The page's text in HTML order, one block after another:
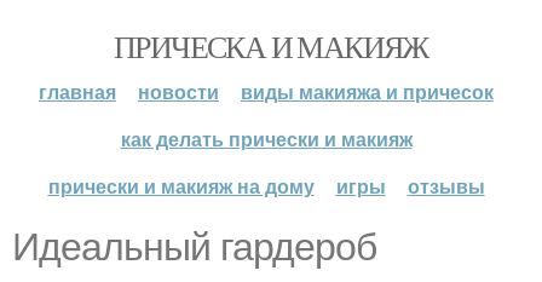
ПРИЧЕСКА И МАКИЯЖ
главная новости
виды макияжа и причесок
как делать прически и макияж
прически и макияж на дому
игры отзывы
Идеальный гардероб